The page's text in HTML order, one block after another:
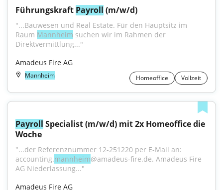
Führungskraft Payroll (m/w/d)
"...Bauwesen und Real Estate. Für den Hauptsitz im
Raum Mannheim suchen wir im Rahmen der
Direktvermittlung..."
Amadeus Fire AG
Mannheim Homeoffice Vollzeit
Payroll Specialist (m/w/d) mit 2x Homeoffice die
Woche
"...der Referenznummer 12-251220 per E-Mail an:
accounting.mannheim@amadeus-fire.de. Amadeus Fire
AG Niederlassung..."
Amadeus Fire AG